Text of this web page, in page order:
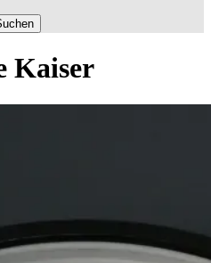
Kaiser